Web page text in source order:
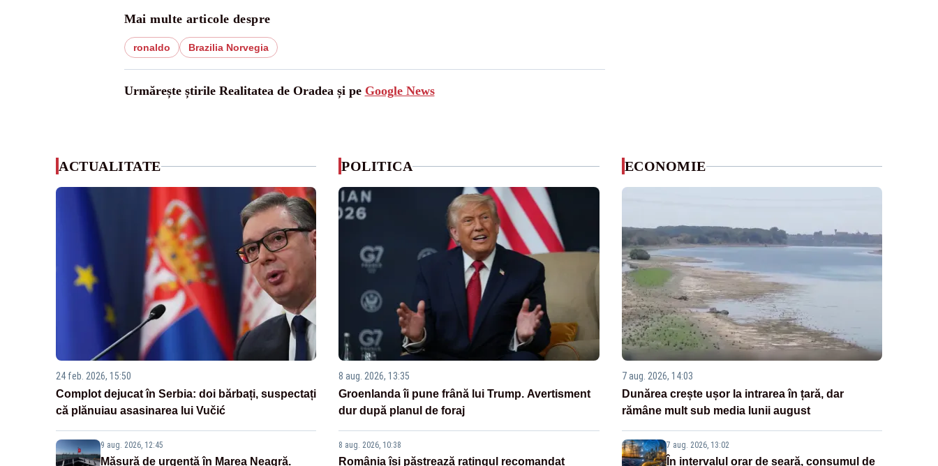
Mai multe articole despre
ronaldo Brazilia Norvegia
Urmărește știrile Realitatea de Oradea și pe Google News
ACTUALITATE
24 feb. 2026, 15:50
Complot dejucat în Serbia: doi bărbați, suspectați
că plănuiau asasinarea lui Vučić
9 aug. 2026, 12:45
Măsură de urgență în Marea Neagră.
POLITICA
8 aug. 2026, 13:35
Groenlanda îi pune frână lui Trump. Avertisment
dur după planul de foraj
8 aug. 2026, 10:38
România își păstrează ratingul recomandat
ECONOMIE
7 aug. 2026, 14:03
Dunărea crește ușor la intrarea în țară, dar
rămâne mult sub media lunii august
7 aug. 2026, 13:02
În intervalul orar de seară, consumul de